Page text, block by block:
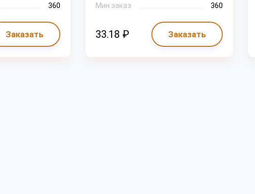
360
Заказать
Мин.заказ
360
33.18 ₽ Заказать